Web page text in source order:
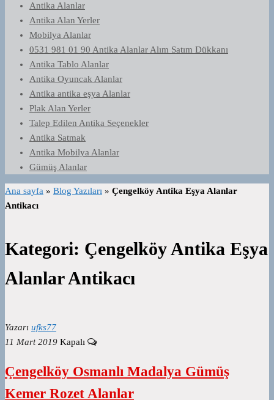
Antika Alanlar
Antika Alan Yerler
Mobilya Alanlar
0531 981 01 90 Antika Alanlar Alım Satım Dükkanı
Antika Tablo Alanlar
Antika Oyuncak Alanlar
Antika antika eşya Alanlar
Plak Alan Yerler
Talep Edilen Antika Seçenekler
Antika Satmak
Antika Mobilya Alanlar
Gümüş Alanlar
Ana sayfa » Blog Yazıları » Çengelköy Antika Eşya Alanlar
Antikacı
Kategori: Çengelköy Antika Eşya
Alanlar Antikacı
Yazarı ufks77
11 Mart 2019 Kapalı
Çengelköy Osmanlı Madalya Gümüş
Kemer Rozet Alanlar